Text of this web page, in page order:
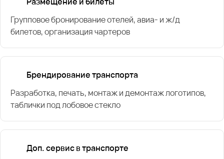
Групповое бронирование отелей, авиа- и ж/д
билетов, организация чартеров
Брендирование транспорта
Разработка, печать, монтаж и демонтаж логотипов,
таблички под лобовое стекло
Доп. сервис в транспорте